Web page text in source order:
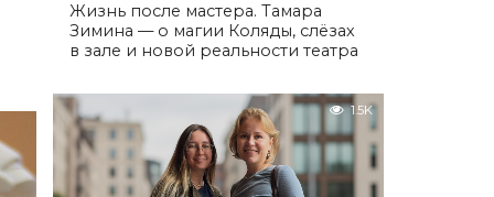
Жизнь после мастера. Тамара
Зимина — о магии Коляды, слёзах
в зале и новой реальности театра
1.5K